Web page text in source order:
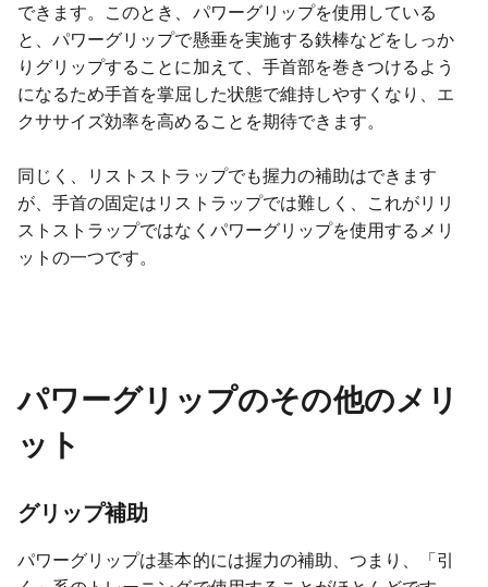
できます。このとき、パワーグリップを使用している
と、パワーグリップで懸垂を実施する鉄棒などをしっか
りグリップすることに加えて、手首部を巻きつけるよう
になるため手首を掌屈した状態で維持しやすくなり、エ
クササイズ効率を高めることを期待できます。
同じく、リストストラップでも握力の補助はできます
が、手首の固定はリストラップでは難しく、これがリリ
ストストラップではなくパワーグリップを使用するメリ
ットの一つです。
パワーグリップのその他のメリ
ット
グリップ補助
パワーグリップは基本的には握力の補助、つまり、「引